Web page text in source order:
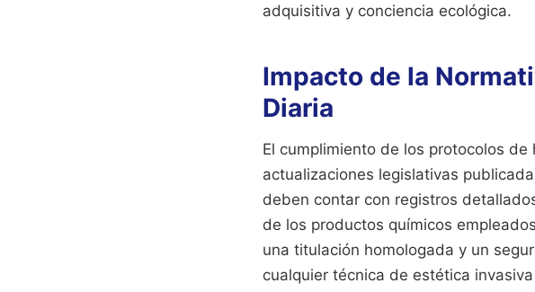
adquisitiva y conciencia ecológica.
Impacto de la
Diaria
El cumplimiento de los protocolos
actualizaciones legislativas
deben contar con registros
de los productos químicos
una titulación homologada y un
cualquier técnica de estética